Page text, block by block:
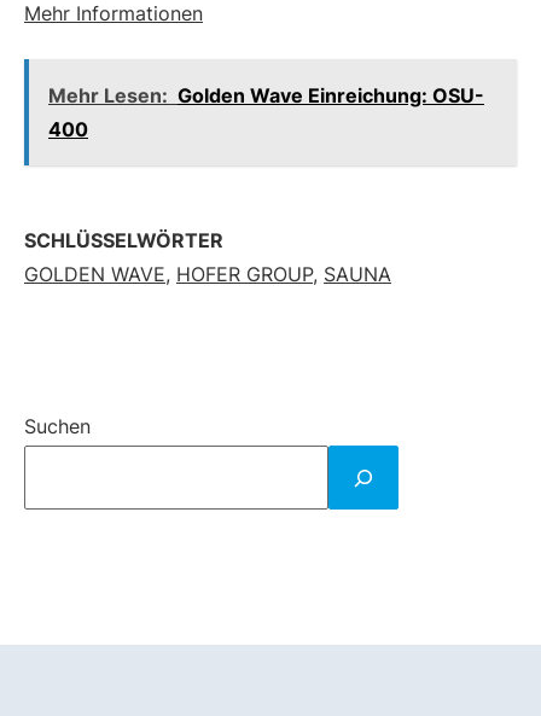
Mehr Informationen
Mehr Lesen: Golden Wave Einreichung: OSU-
400
SCHLÜSSELWÖRTER
GOLDEN WAVE, HOFER GROUP, SAUNA
Suchen